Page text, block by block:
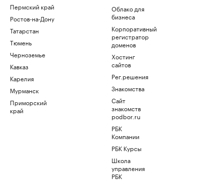
Пермский край
Ростов-на-Дону
Татарстан
Тюмень
Черноземье
Кавказ
Карелия
Мурманск
Приморский
край
Облако для
бизнеса
Корпоративный
регистратор
доменов
Хостинг
сайтов
Рег.решения
Знакомства
Сайт
знакомств
podbor.ru
РБК
Компании
РБК Курсы
Школа
управления
РБК